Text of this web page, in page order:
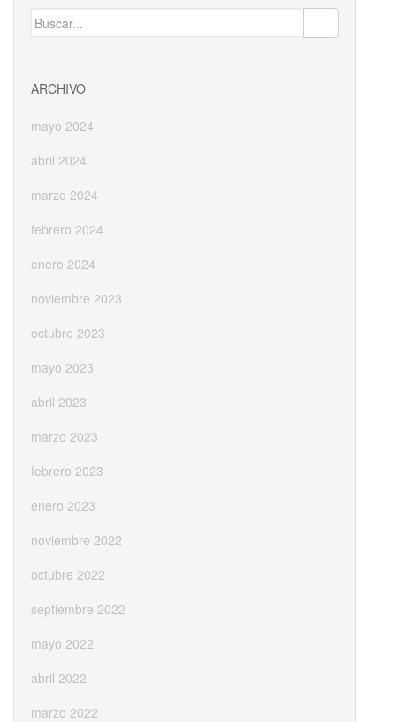
o
Buscar:
ARCHIVO
mayo 2024
abril 2024
marzo 2024
febrero 2024
enero 2024
noviembre 2023
octubre 2023
mayo 2023
abril 2023
marzo 2023
febrero 2023
enero 2023
noviembre 2022
octubre 2022
septiembre 2022
mayo 2022
abril 2022
marzo 2022